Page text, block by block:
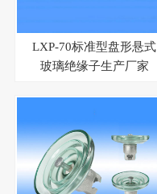
LXP-70标准型盘形悬式
玻璃绝缘子生产厂家